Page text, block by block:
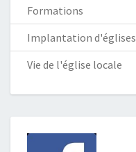
Formations
Implantation d'églises
Vie de l'église locale